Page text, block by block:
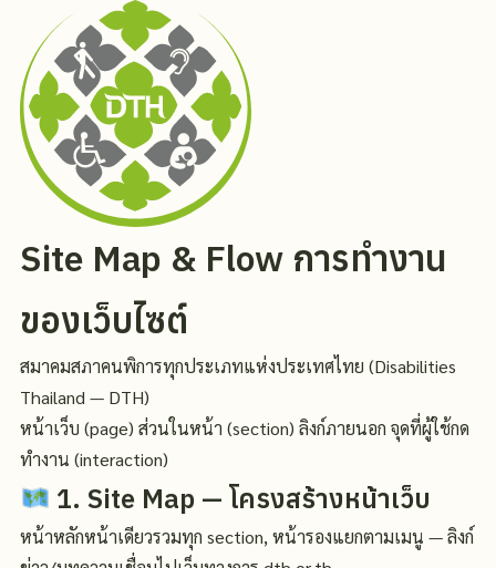
Site Map & Flow การทำงาน
ของเว็บไซต์
สมาคมสภาคนพิการทุกประเภทแห่งประเทศไทย (Disabilities
Thailand — DTH)
หน้าเว็บ (page) ส่วนในหน้า (section) ลิงก์ภายนอก จุดที่ผู้ใช้กด
ทำงาน (interaction)
1. Site Map — โครงสร้างหน้าเว็บ
หน้าหลักหน้าเดียวรวมทุก section, หน้ารองแยกตามเมนู — ลิงก์